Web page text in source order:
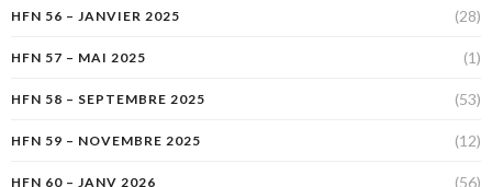
HFN 56 – JANVIER 2025 (28)
HFN 57 – MAI 2025 (1)
HFN 58 – SEPTEMBRE 2025 (53)
HFN 59 – NOVEMBRE 2025 (12)
HFN 60 – JANV 2026 (56)